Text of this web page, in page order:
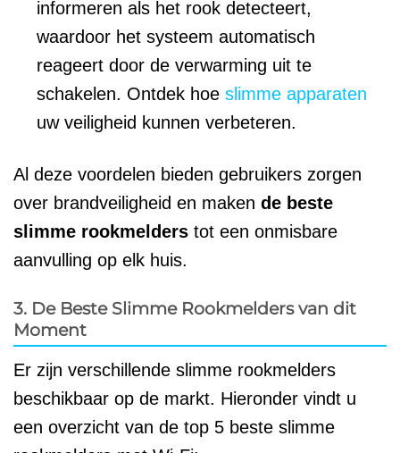
informeren als het rook detecteert,
waardoor het systeem automatisch
reageert door de verwarming uit te
schakelen. Ontdek hoe slimme apparaten
uw veiligheid kunnen verbeteren.
Al deze voordelen bieden gebruikers zorgen
over brandveiligheid en maken de beste
slimme rookmelders tot een onmisbare
aanvulling op elk huis.
3. De Beste Slimme Rookmelders van dit
Moment
Er zijn verschillende slimme rookmelders
beschikbaar op de markt. Hieronder vindt u
een overzicht van de top 5 beste slimme